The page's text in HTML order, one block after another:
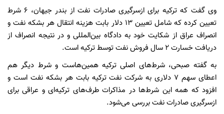
وی گفت که ترکیه برای ازسرگیری صادرات نفت از بندر جیهان، 6 شرط
تعیین کرده که شامل تعیین 13 دلار بابت هزینه انتقال هر بشکه نفت و
انصراف عراق از شکایت خود به دادگاه بین‌المللی و در نتیجه انصراف از
دریافت خسارت 2 سال فروش نفت توسط ترکیه است.
به گفته صبحی، شرط‌های اصلی ترکیه همین‌هاست و شرط‌ دیگر هم
اعطای سهم 7 دلاری به شرکت نفت ترکیه بابت هر بشکه نفت است و
افزود که همه این شرط‌ها در مذاکرات طرف‌های ترکیه‌ای و عراقی برای
ازسرگیری صادرات نفت بررسی می‌شود.